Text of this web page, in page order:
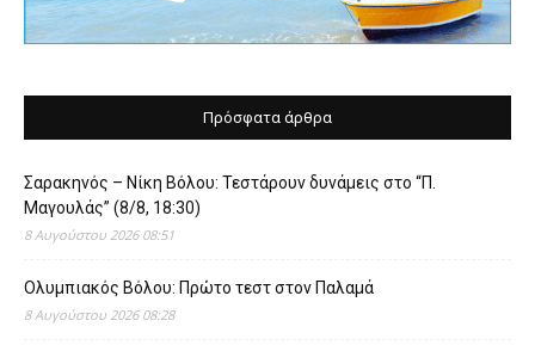
Πρόσφατα άρθρα
Σαρακηνός – Νίκη Βόλου: Τεστάρουν δυνάμεις στο “Π.
Μαγουλάς” (8/8, 18:30)
8 Αυγούστου 2026 08:51
Ολυμπιακός Βόλου: Πρώτο τεστ στον Παλαμά
8 Αυγούστου 2026 08:28